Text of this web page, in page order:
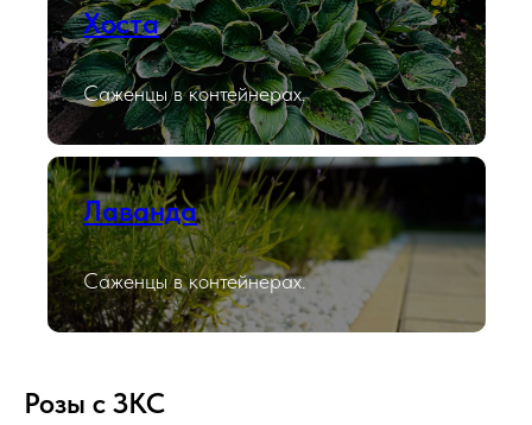
Хоста
Саженцы в контейнерах.
Лаванда
Саженцы в контейнерах.
Розы с ЗКС